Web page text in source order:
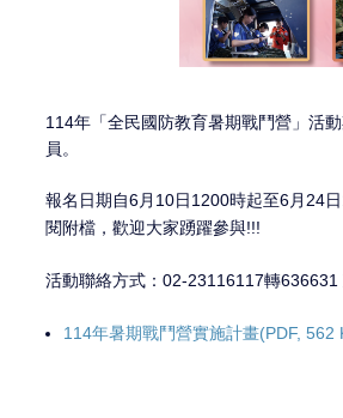
114年「全民國防教育暑期戰鬥營」活
員。
報名日期自6月 10 日 1200時起至6月 24 日
閱附檔，歡迎大家踴躍參與!!!
活動聯絡方式： 02-23116117轉636631
114年暑期戰鬥營實施計畫(PDF, 562